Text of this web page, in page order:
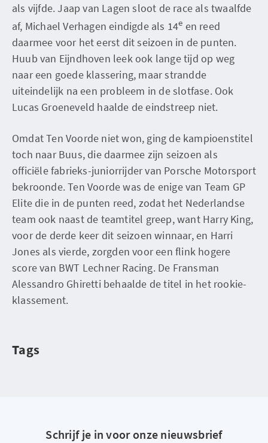
als vijfde. Jaap van Lagen sloot de race als twaalfde
af, Michael Verhagen eindigde als 14e en reed
daarmee voor het eerst dit seizoen in de punten.
Huub van Eijndhoven leek ook lange tijd op weg
naar een goede klassering, maar strandde
uiteindelijk na een probleem in de slotfase. Ook
Lucas Groeneveld haalde de eindstreep niet.
Omdat Ten Voorde niet won, ging de kampioenstitel
toch naar Buus, die daarmee zijn seizoen als
officiële fabrieks-juniorrijder van Porsche Motorsport
bekroonde. Ten Voorde was de enige van Team GP
Elite die in de punten reed, zodat het Nederlandse
team ook naast de teamtitel greep, want Harry King,
voor de derde keer dit seizoen winnaar, en Harri
Jones als vierde, zorgden voor een flink hogere
score van BWT Lechner Racing. De Fransman
Alessandro Ghiretti behaalde de titel in het rookie-
klassement.
Tags
Schrijf je in voor onze nieuwsbrief